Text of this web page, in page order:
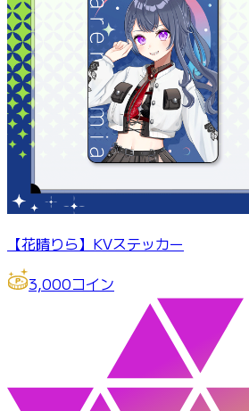
【花晴りら】KVステッカー
3,000コイン